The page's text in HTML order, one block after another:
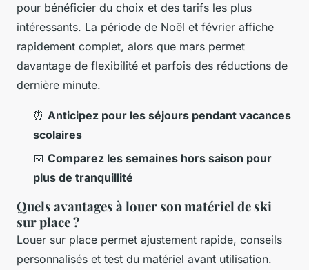
pour bénéficier du choix et des tarifs les plus
intéressants. La période de Noël et février affiche
rapidement complet, alors que mars permet
davantage de flexibilité et parfois des réductions de
dernière minute.
⏰ Anticipez pour les séjours pendant vacances
scolaires
📅 Comparez les semaines hors saison pour
plus de tranquillité
Quels avantages à louer son matériel de ski
sur place ?
Louer sur place permet ajustement rapide, conseils
personnalisés et test du matériel avant utilisation.